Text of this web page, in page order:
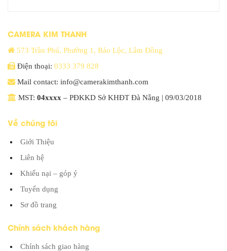
CAMERA KIM THANH
573 Trần Phú, Phường 1, Bảo Lộc, Lâm Đồng
Điện thoại: 0333 379 828
Mail contact: info@camerakimthanh.com
MST: 04xxxx – PĐKKD Sở KHĐT Đà Nẵng | 09/03/2018
Về chúng tôi
Giới Thiệu
Liên hệ
Khiếu nại – góp ý
Tuyển dụng
Sơ đồ trang
Chính sách khách hàng
Chính sách giao hàng